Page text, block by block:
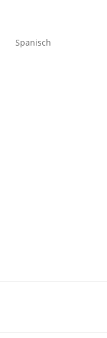
Spanisch